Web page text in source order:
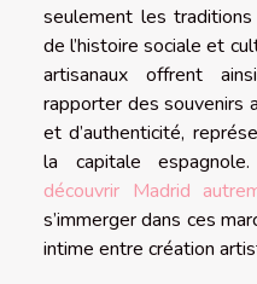
seulement les traditions
de l’histoire sociale et
artisanaux offrent
rapporter des souvenirs
et d’authenticité,
la capitale
découvrir Madrid
s’immerger dans ces
intime entre création